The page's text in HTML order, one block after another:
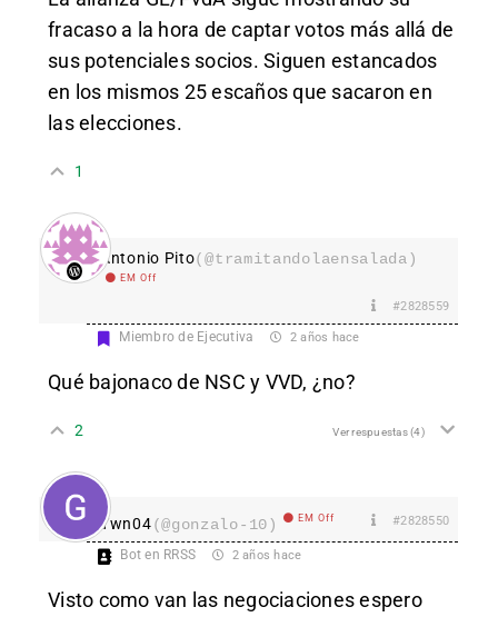
fracaso a la hora de captar votos más allá de
sus potenciales socios. Siguen estancados
en los mismos 25 escaños que sacaron en
las elecciones.
1
Antonio Pito(@tramitandolaensalada)
EM Off
#2828559
Miembro de Ejecutiva 2 años hace
Qué bajonaco de NSC y VVD, ¿no?
2 Ver respuestas(4)
Ywn04(@gonzalo-10) EM Off #2828550
Bot en RRSS 2 años hace
Visto como van las negociaciones espero